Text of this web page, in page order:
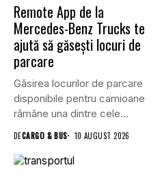
Remote App de la
Mercedes-Benz Trucks te
ajută să găsești locuri de
parcare
Găsirea locurilor de parcare
disponibile pentru camioane
rămâne una dintre cele
DECARGO & BUS 10 AUGUST 2026